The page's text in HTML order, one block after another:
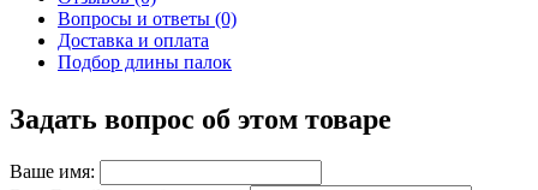
Вопросы и ответы (0)
Доставка и оплата
Подбор длины палок
Задать вопрос об этом товаре
Ваше имя: